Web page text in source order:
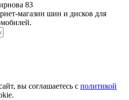
83
магазин шин и дисков для
вы соглашаетесь с политикой